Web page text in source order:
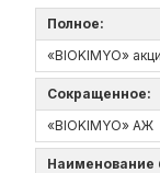
Полное:
«BIOKIMYO»
Сокращенное:
«BIOKIMYO» АЖ
Наименование